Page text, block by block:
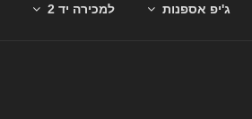
ג'יפ אספנות למכירה יד 2